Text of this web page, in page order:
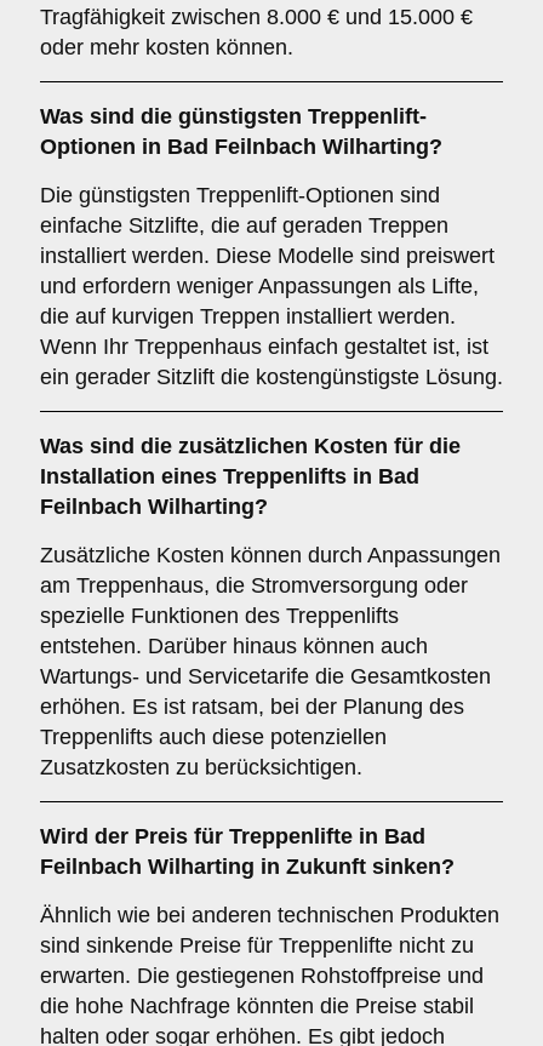
Tragfähigkeit zwischen 8.000 € und 15.000 €
oder mehr kosten können.
Was sind die günstigsten Treppenlift-
Optionen in Bad Feilnbach Wilharting?
Die günstigsten Treppenlift-Optionen sind
einfache Sitzlifte, die auf geraden Treppen
installiert werden. Diese Modelle sind preiswert
und erfordern weniger Anpassungen als Lifte,
die auf kurvigen Treppen installiert werden.
Wenn Ihr Treppenhaus einfach gestaltet ist, ist
ein gerader Sitzlift die kostengünstigste Lösung.
Was sind die zusätzlichen Kosten für die
Installation eines Treppenlifts in Bad
Feilnbach Wilharting?
Zusätzliche Kosten können durch Anpassungen
am Treppenhaus, die Stromversorgung oder
spezielle Funktionen des Treppenlifts
entstehen. Darüber hinaus können auch
Wartungs- und Servicetarife die Gesamtkosten
erhöhen. Es ist ratsam, bei der Planung des
Treppenlifts auch diese potenziellen
Zusatzkosten zu berücksichtigen.
Wird der Preis für Treppenlifte in Bad
Feilnbach Wilharting in Zukunft sinken?
Ähnlich wie bei anderen technischen Produkten
sind sinkende Preise für Treppenlifte nicht zu
erwarten. Die gestiegenen Rohstoffpreise und
die hohe Nachfrage könnten die Preise stabil
halten oder sogar erhöhen. Es gibt jedoch